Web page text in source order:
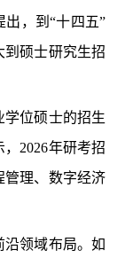
，到“十四五”
到硕士研究生招
学位硕士的招生
2026年研考招
管理、数字经济
沿领域布局。如